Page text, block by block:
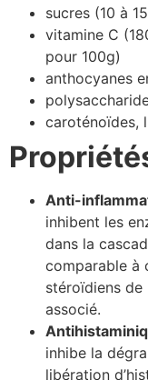
sucres (10 à
vitamine C
pour 100g)
anthocyanes
caroténoïdes,
Anti-
inhibent les
dans la
comparable à
stéroïdiens de
associé.
inhibe la
libération